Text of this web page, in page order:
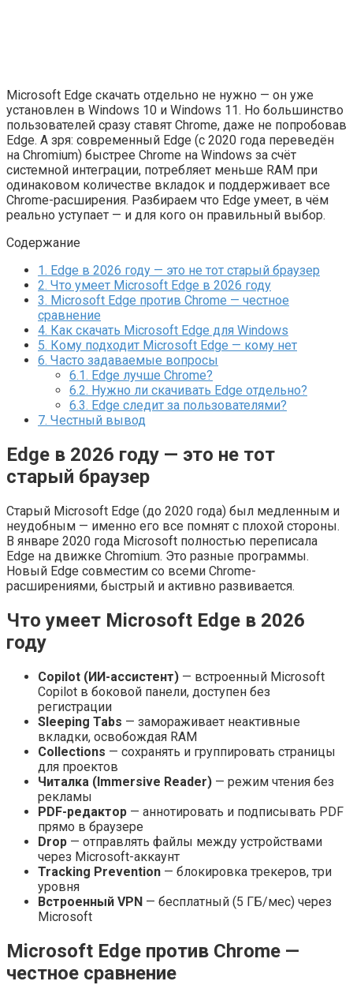
Microsoft Edge скачать отдельно не нужно — он уже
установлен в Windows 10 и Windows 11. Но большинство
пользователей сразу ставят Chrome, даже не попробовав
Edge. А зря: современный Edge (с 2020 года переведён
на Chromium) быстрее Chrome на Windows за счёт
системной интеграции, потребляет меньше RAM при
одинаковом количестве вкладок и поддерживает все
Chrome-расширения. Разбираем что Edge умеет, в чём
реально уступает — и для кого он правильный выбор.
Содержание
1. Edge в 2026 году — это не тот старый браузер
2. Что умеет Microsoft Edge в 2026 году
3. Microsoft Edge против Chrome — честное
сравнение
4. Как скачать Microsoft Edge для Windows
5. Кому подходит Microsoft Edge — кому нет
6. Часто задаваемые вопросы
6.1. Edge лучше Chrome?
6.2. Нужно ли скачивать Edge отдельно?
6.3. Edge следит за пользователями?
7. Честный вывод
Edge в 2026 году — это не тот
старый браузер
Старый Microsoft Edge (до 2020 года) был медленным и
неудобным — именно его все помнят с плохой стороны.
В январе 2020 года Microsoft полностью переписала
Edge на движке Chromium. Это разные программы.
Новый Edge совместим со всеми Chrome-
расширениями, быстрый и активно развивается.
Что умеет Microsoft Edge в 2026
году
Copilot (ИИ-ассистент) — встроенный Microsoft
Copilot в боковой панели, доступен без
регистрации
Sleeping Tabs — замораживает неактивные
вкладки, освобождая RAM
Collections — сохранять и группировать страницы
для проектов
Читалка (Immersive Reader) — режим чтения без
рекламы
PDF-редактор — аннотировать и подписывать PDF
прямо в браузере
Drop — отправлять файлы между устройствами
через Microsoft-аккаунт
Tracking Prevention — блокировка трекеров, три
уровня
Встроенный VPN — бесплатный (5 ГБ/мес) через
Microsoft
Microsoft Edge против Chrome —
честное сравнение